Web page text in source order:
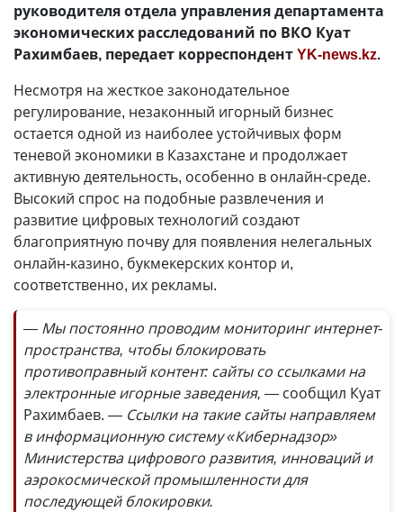
руководителя отдела управления департамента
экономических расследований по ВКО Куат
Рахимбаев, передает корреспондентYK-news.kz.
Несмотря на жесткое законодательное
регулирование, незаконный игорный бизнес
остается одной из наиболее устойчивых форм
теневой экономики в Казахстане и продолжает
активную деятельность, особенно в онлайн-среде.
Высокий спрос на подобные развлечения и
развитие цифровых технологий создают
благоприятную почву для появления нелегальных
онлайн-казино, букмекерских контор и,
соответственно, их рекламы.
— Мы постоянно проводим мониторинг интернет-
пространства, чтобы блокировать
противоправный контент: сайты со ссылками на
электронные игорные заведения, — сообщил Куат
Рахимбаев. — Ссылки на такие сайты направляем
в информационную систему «Кибернадзор»
Министерства цифрового развития, инноваций и
аэрокосмической промышленности для
последующей блокировки.